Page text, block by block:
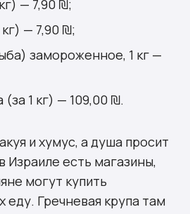
— 7,90 ₪;
— 7,90 ₪;
замороженное, 1 кг —
(за 1 кг) — 109,00 ₪.
и хумус, а душа просит
Израиле есть магазины,
могут купить
еду. Гречневая крупа там